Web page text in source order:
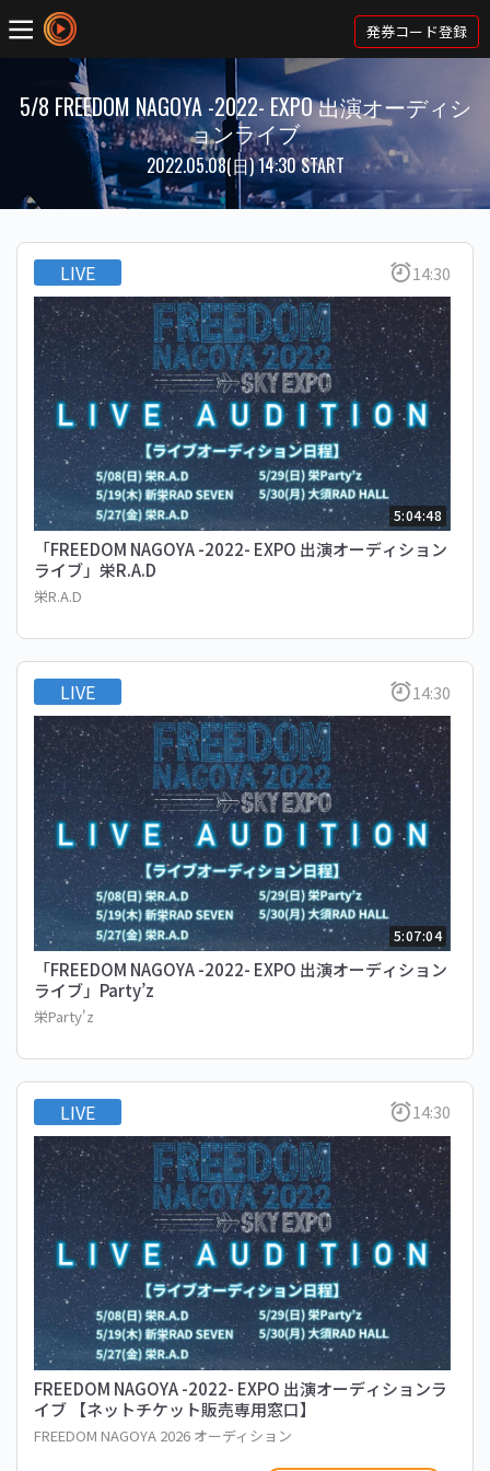
発券コード登録
5/8 FREEDOM NAGOYA -2022- EXPO 出演オーディシ
ョンライブ
2022.05.08(日) 14:30 START
LIVE 14:30
5:04:48
「FREEDOM NAGOYA -2022- EXPO 出演オーディション
ライブ」栄R.A.D
栄R.A.D
LIVE 14:30
5:07:04
「FREEDOM NAGOYA -2022- EXPO 出演オーディション
ライブ」Party’z
栄Party'z
LIVE 14:30
FREEDOM NAGOYA -2022- EXPO 出演オーディションラ
イブ 【ネットチケット販売専用窓口】
FREEDOM NAGOYA 2026 オーディション